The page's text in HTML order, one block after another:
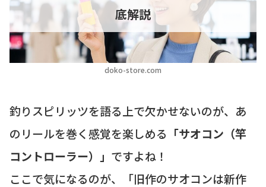
doko-store.com
底解説
釣りスピリッツを語る上で欠かせないのが、あ
のリールを巻く感覚を楽しめる 「サオコン（竿
コントローラー）」 ですよね！
ここで気になるのが、「旧作のサオコンは新作